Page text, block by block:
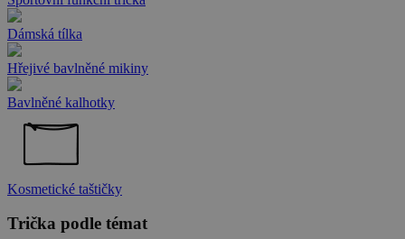
Dámská tílka
Hřejivé bavlněné mikiny
Bavlněné kalhotky
Kosmetické taštičky
Trička podle témat